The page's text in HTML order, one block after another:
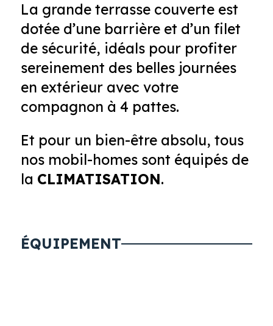
La grande terrasse couverte est
dotée d’une barrière et d’un filet
de sécurité, idéals pour profiter
sereinement des belles journées
en extérieur avec votre
compagnon à 4 pattes.
Et pour un bien-être absolu, tous
nos mobil-homes sont équipés de
la CLIMATISATION.
ÉQUIPEMENT